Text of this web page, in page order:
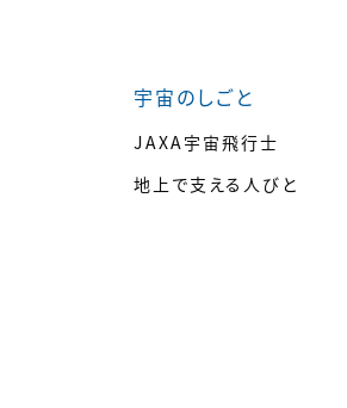
宇宙のしごと
JAXA宇宙飛行士
地上で支える人びと